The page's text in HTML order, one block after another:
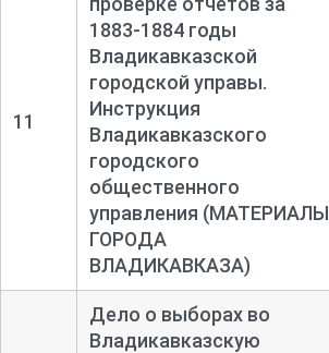
11
1883-1884 годы
Владикавказской
городской управы.
Инструкция
Владикавказского
городского
общественного
управления (МАТЕРИАЛЫ
ГОРОДА
ВЛАДИКАВКАЗА)
Дело о выборах во
Владикавказскую